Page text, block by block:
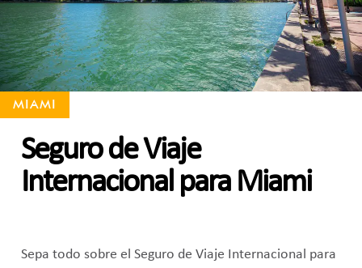
MIAMI
Seguro de Viaje
Internacional para Miami
Sepa todo sobre el Seguro de Viaje Internacional para